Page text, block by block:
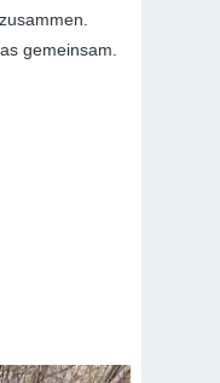
gemeinsam.